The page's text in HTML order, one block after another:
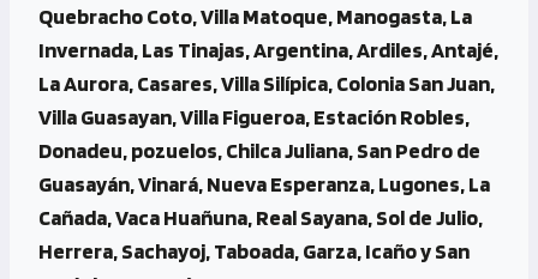
Quebracho Coto, Villa Matoque, Manogasta, La
Invernada, Las Tinajas, Argentina, Ardiles, Antajé,
La Aurora, Casares, Villa Silípica, Colonia San Juan,
Villa Guasayan, Villa Figueroa, Estación Robles,
Donadeu, pozuelos, Chilca Juliana, San Pedro de
Guasayán, Vinará, Nueva Esperanza, Lugones, La
Cañada, Vaca Huañuna, Real Sayana, Sol de Julio,
Herrera, Sachayoj, Taboada, Garza, Icaño y San